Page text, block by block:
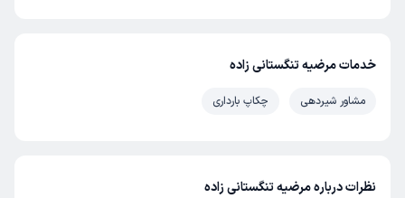
خدمات مرضیه تنگستانی زاده
مشاور شیردهی چکاپ بارداری
نظرات درباره مرضیه تنگستانی زاده